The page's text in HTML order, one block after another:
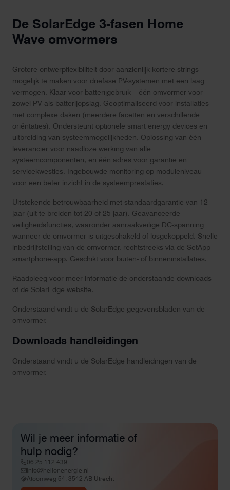
De SolarEdge 3-fasen Home
Wave omvormers
Grotere ontwerpflexibiliteit door aanzienlijk kortere strings
mogelijk te maken voor driefase PV-systemen met een laag
vermogen. Klaar voor batterijgebruik – één omvormer voor
zowel PV als batterijopslag. Geoptimaliseerd voor installaties
met complexe daken (meerdere facetten en verschillende
oriëntaties). Ondersteunt optionele smart energy devices en
uitbreiding van systeemmogelijkheden. Oplossing van één
leverancier voor naadloze werking van alle
systeemcomponenten, en één adres voor garantie en
servicekwesties. Ingebouwde monitoring op moduleniveau
voor een beter inzicht in de systeemprestaties.
Uitstekende betrouwbaarheid met standaardgarantie van 12
jaar (uit te breiden tot 20 of 25 jaar). Geavanceerde
veiligheidsfuncties, waaronder aanraakveilige DC-spanning
wanneer de omvormer is uitgeschakeld of losgekoppeld. Snelle
inbedrijfstelling van de omvormer, rechtstreeks via de SetApp
smartphone-app. Geschikt voor buiten- of binneninstallaties.
Raadpleeg voor meer informatie de onderstaande downloads
of de SolarEdge website.
Onderstaand vindt u de SolarEdge gegevensbladen van de
omvormer.
Downloads handleidingen
Onderstaand vindt u de SolarEdge handleidingen van de
omvormer.
Wil je meer informatie of
hulp nodig?
06 25 112 439
info@helionenergie.nl
Atoomweg 54, 3542 AB Utrecht